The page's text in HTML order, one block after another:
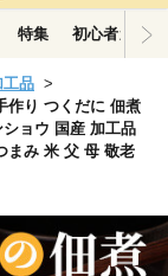
特集 初心者ガイド
工品
作り つくだに 佃煮
ョウ 国産 加工品
まみ 米 父 母 敬老